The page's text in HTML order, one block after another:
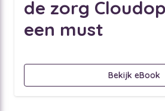
de zorg
een must
Bekijk eBook